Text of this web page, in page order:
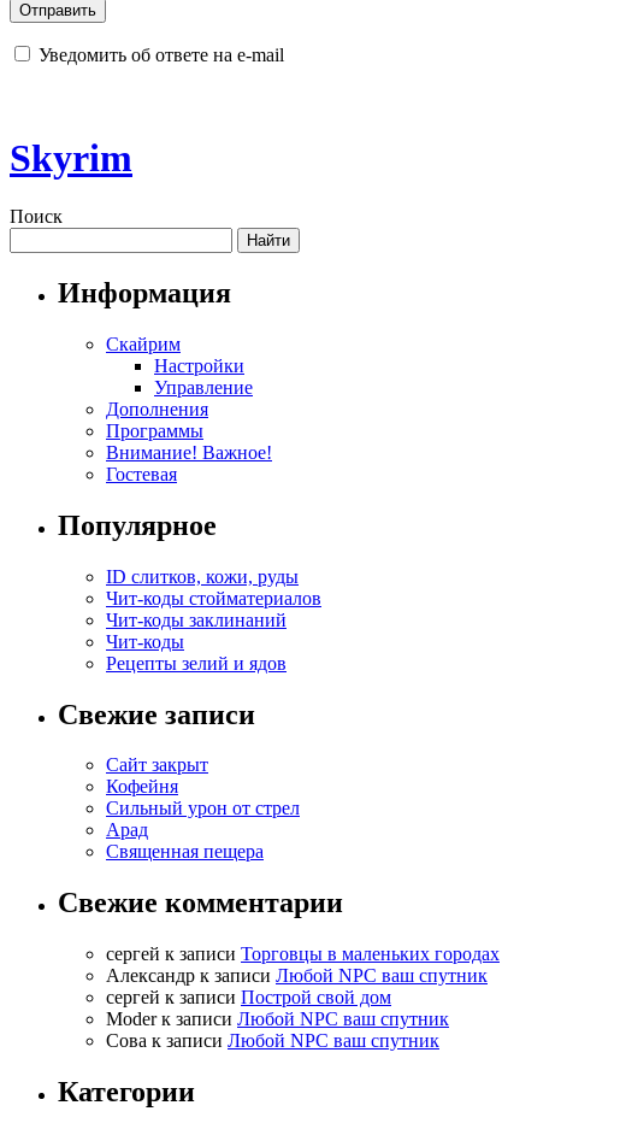
Уведомить об ответе на e-mail
Skyrim
Поиск
Информация
Скайрим
Настройки
Управление
Дополнения
Программы
Внимание! Важное!
Гостевая
Популярное
ID слитков, кожи, руды
Чит-коды стойматериалов
Чит-коды заклинаний
Чит-коды
Рецепты зелий и ядов
Свежие записи
Сайт закрыт
Кофейня
Cильный урон от стрел
Арад
Священная пещера
Свежие комментарии
cергей к записи Торговцы в маленьких городах
Александр к записи Любой NPC ваш спутник
cергей к записи Построй свой дом
Moderк записи Любой NPC ваш спутник
Сова к записи Любой NPC ваш спутник
Категории